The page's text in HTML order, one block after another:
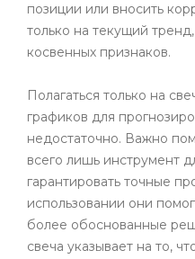
позиции или вносить
только на текущий
косвенных признаков.
Полагаться только на
графиков для
недостаточно. Важно
всего лишь инструмент
гарантировать точные
использовании они
более обоснованные
свеча указывает на то,